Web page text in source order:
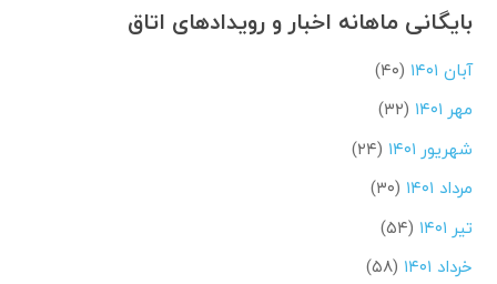
بایگانی ماهانه اخبار و رویدادهای اتاق
آبان ۱۴۰۱
(۴۰)
مهر ۱۴۰۱
(۳۲)
شهریور ۱۴۰۱
(۲۴)
مرداد ۱۴۰۱
(۳۰)
تیر ۱۴۰۱
(۵۴)
خرداد ۱۴۰۱
(۵۸)